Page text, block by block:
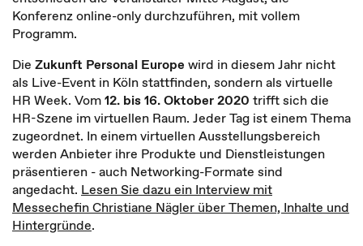
Konferenz online-only durchzuführen, mit vollem
Programm.
Die Zukunft Personal Europe wird in diesem Jahr nicht
als Live-Event in Köln stattfinden, sondern als virtuelle
HR Week. Vom12. bis 16. Oktober 2020 trifft sich die
HR-Szene im virtuellen Raum. Jeder Tag ist einem Thema
zugeordnet. In einem virtuellen Ausstellungsbereich
werden Anbieter ihre Produkte und Dienstleistungen
präsentieren - auch Networking-Formate sind
angedacht. Lesen Sie dazu ein Interview mit
Messechefin Christiane Nägler über Themen, Inhalte und
Hintergründe.